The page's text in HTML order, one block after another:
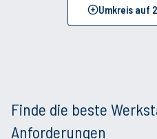
Umkreis auf
Finde die beste
Anforderungen